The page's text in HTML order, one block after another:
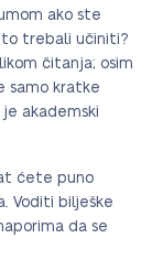
ako ste
to trebali učiniti?
čitanja; osim
samo kratke
akademski
ćete puno
Voditi bilješke
da se